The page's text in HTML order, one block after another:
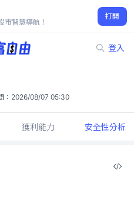
市智慧導航！
打開
登入
： 2026/08/07 05:30
獲利能力 安全性分析